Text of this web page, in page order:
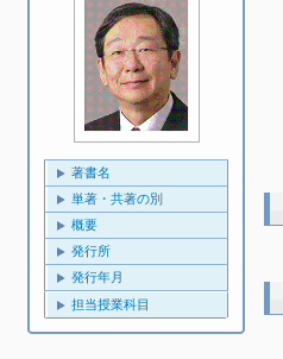
著書名
単著・共著の別
概要
発行所
発行年月
担当授業科目